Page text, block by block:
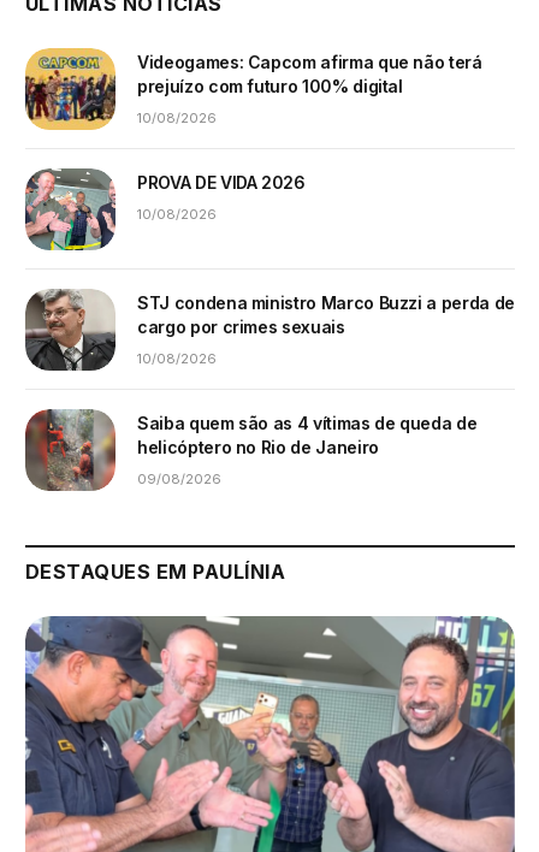
Videogames: Capcom afirma que não terá
prejuízo com futuro 100% digital
10/08/2026
PROVA DE VIDA 2026
10/08/2026
STJ condena ministro Marco Buzzi a perda de
cargo por crimes sexuais
10/08/2026
Saiba quem são as 4 vítimas de queda de
helicóptero no Rio de Janeiro
09/08/2026
DESTAQUES EM PAULÍNIA